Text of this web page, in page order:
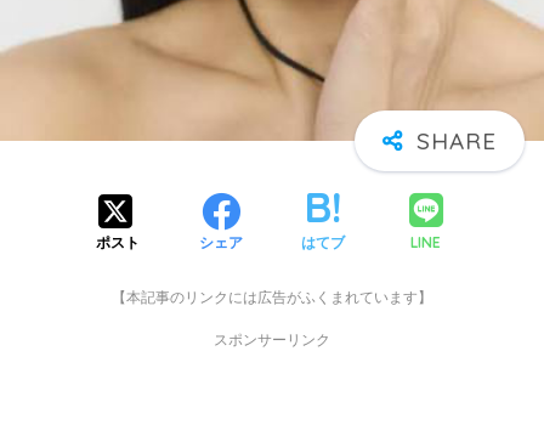
ポスト シェア はてブ LINE
【本記事のリンクには広告がふくまれています】
スポンサーリンク